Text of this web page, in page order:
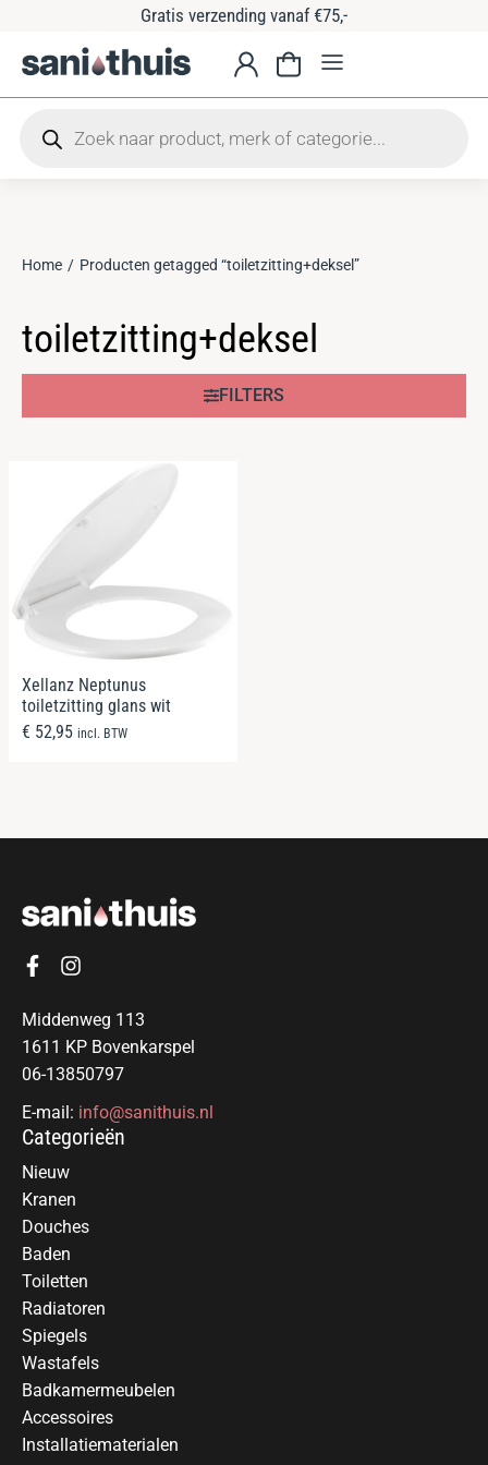
Gratis verzending vanaf €75,-
Je bent hier:
Home Producten getagged “toiletzitting+deksel”
toiletzitting+deksel
FILTERS
Xellanz Neptunus
toiletzitting glans wit
€ 52,95 incl. BTW
Middenweg 113
1611 KP Bovenkarspel
06-13850797
E-mail: info@sanithuis.nl
Categorieën
Nieuw
Kranen
Douches
Baden
Toiletten
Radiatoren
Spiegels
Wastafels
Badkamermeubelen
Accessoires
Installatiematerialen